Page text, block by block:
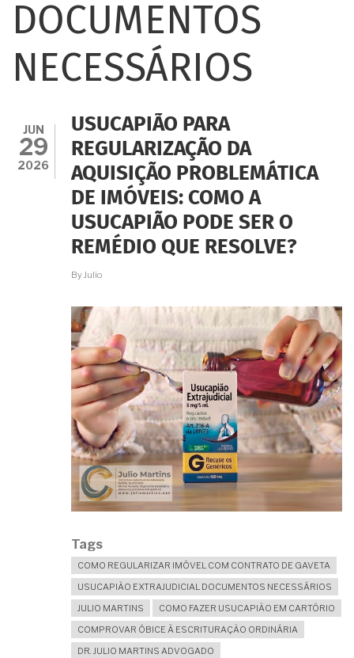
DOCUMENTOS
NECESSÁRIOS
JUN
29
2026
USUCAPIÃO PARA
REGULARIZAÇÃO DA
AQUISIÇÃO PROBLEMÁTICA
DE IMÓVEIS: COMO A
USUCAPIÃO PODE SER O
REMÉDIO QUE RESOLVE?
By Julio
Tags
COMO REGULARIZAR IMÓVEL COM CONTRATO DE GAVETA
USUCAPIÃO EXTRAJUDICIAL DOCUMENTOS NECESSÁRIOS
JULIO MARTINS
COMO FAZER USUCAPIÃO EM CARTÓRIO
COMPROVAR ÓBICE À ESCRITURAÇÃO ORDINÁRIA
DR. JULIO MARTINS ADVOGADO